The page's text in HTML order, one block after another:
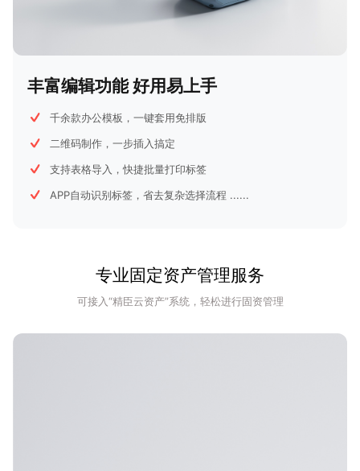
丰富编辑功能 好用易上手
千余款办公模板，一键套用免排版
二维码制作，一步插入搞定
支持表格导入，快捷批量打印标签
APP自动识别标签，省去复杂选择流程 ......
专业固定资产管理服务
可接入“精臣云资产”系统，轻松进行固资管理